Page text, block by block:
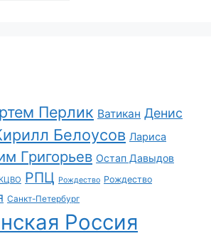
Перлик Ватикан Денис
Белоусов Лариса
Григорьев Остап Давыдов
РПЦ Рождество Рождество
Санкт-Петербург
Россия